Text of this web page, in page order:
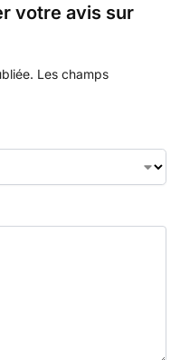
votre avis sur
Les champs